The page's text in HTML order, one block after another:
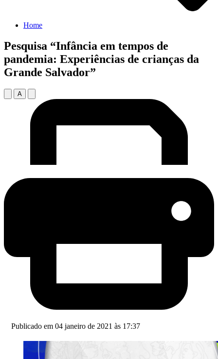
Home
Pesquisa “Infância em tempos de
pandemia: Experiências de crianças da
Grande Salvador”
A
Publicado em 04 janeiro de 2021 às 17:37